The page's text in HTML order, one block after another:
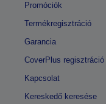
Promóciók
Termékregisztráció
Garancia
CoverPlus regisztráció
Kapcsolat
Kereskedő keresése